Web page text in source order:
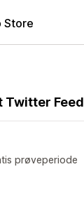
Store
Twitter Feed
prøveperiode